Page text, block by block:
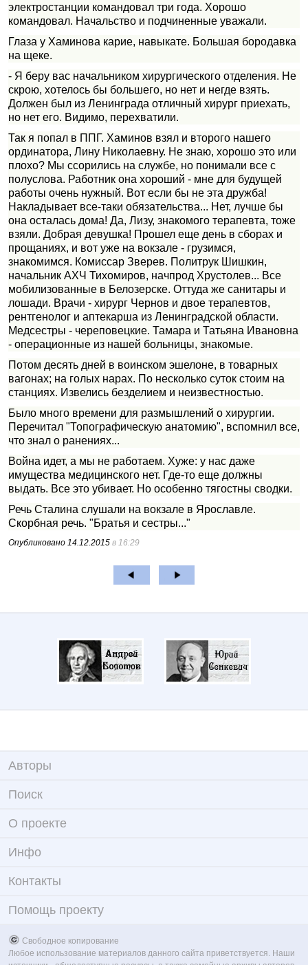
электростанции командовал три года. Хорошо
командовал. Начальство и подчиненные уважали.
Глаза у Хаминова карие, навыкате. Большая бородавка
на щеке.
- Я беру вас начальником хирургического отделения. Не
скрою, хотелось бы большего, но нет и негде взять.
Должен был из Ленинграда отличный хирург приехать,
но нет его. Видимо, перехватили.
Так я попал в ППГ. Хаминов взял и второго нашего
ординатора, Лину Николаевну. Не знаю, хорошо это или
плохо? Мы ссорились на службе, но понимали все с
полуслова. Работник она хороший - мне для будущей
работы очень нужный. Вот если бы не эта дружба!
Накладывает все-таки обязательства... Нет, лучше бы
она осталась дома! Да, Лизу, знакомого терапевта, тоже
взяли. Добрая девушка! Прошел еще день в сборах и
прощаниях, и вот уже на вокзале - грузимся,
знакомимся. Комиссар Зверев. Политрук Шишкин,
начальник АХЧ Тихомиров, начпрод Хрустолев... Все
мобилизованные в Белозерске. Оттуда же санитары и
лошади. Врачи - хирург Чернов и двое терапевтов,
рентгенолог и аптекарша из Ленинградской области.
Медсестры - череповецкие. Тамара и Татьяна Ивановна
- операционные из нашей больницы, знакомые.
Потом десять дней в воинском эшелоне, в товарных
вагонах; на голых нарах. По несколько суток стоим на
станциях. Извелись безделием и неизвестностью.
Было много времени для размышлений о хирургии.
Перечитал "Топографическую анатомию", вспомнил все,
что знал о ранениях...
Война идет, а мы не работаем. Хуже: у нас даже
имущества медицинского нет. Где-то еще должны
выдать. Все это убивает. Но особенно тягостны сводки.
Речь Сталина слушали на вокзале в Ярославле.
Скорбная речь. "Братья и сестры..."
Опубликовано 14.12.2015 в 16:29
Авторы
Поиск
О проекте
Инфо
Контакты
Помощь проекту
Свободное копирование
Любое использование материалов данного сайта приветствуется. Наши